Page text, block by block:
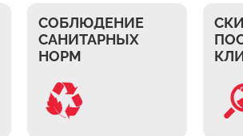
СОБЛЮДЕНИЕ
САНИТАРНЫХ
НОРМ